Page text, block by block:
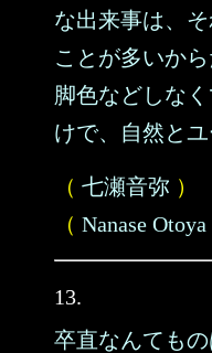
な出来事は、
ことが多いから
脚色などしな
けで、自然と
（ 七瀬音弥 ）
（ Nanase Otoya
13.
卒直なんてもの